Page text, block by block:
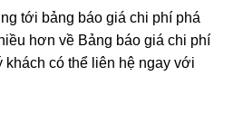
tới bảng báo giá chi phí phá
hơn về Bảng báo giá chi phí
khách có thể liên hệ ngay với